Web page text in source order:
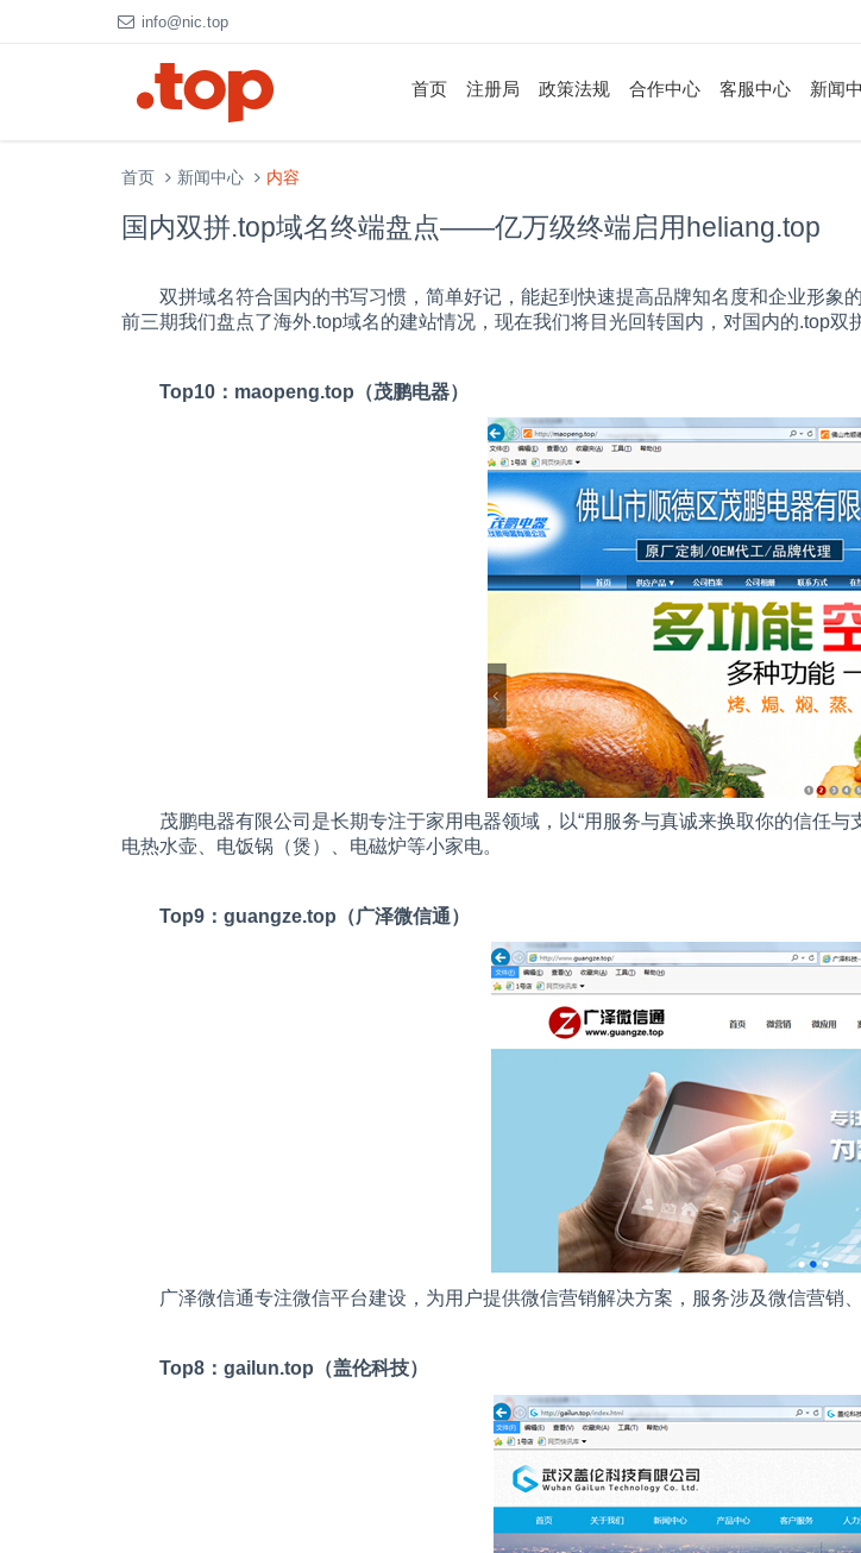
info@nic.top
首页 注册局 政策法规 合作中心 客服中心 新闻
首页 新闻中心 内容
国内双拼.top域名终端盘点——亿万级终端启用heliang.top
双拼域名符合国内的书写习惯，简单好记，能起到快速提高品牌知名度和企业形象
前三期我们盘点了海外.top域名的建站情况，现在我们将目光回转国内，对国内的.top双
Top10 ： maopeng.top （茂鹏电器）
茂鹏电器有限公司是长期专注于家用电器领域，以“用服务与真诚来换取你的信任
电热水壶、电饭锅（煲）、电磁炉等小家电。
Top9 ：guangze.top （广泽微信通）
广泽微信通专注微信平台建设，为用户提供微信营销解决方案，服务涉及微信营销
Top8 ：gailun.top （盖伦科技）